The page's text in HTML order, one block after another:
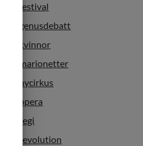
festival
genusdebatt
kvinnor
marionetter
nycirkus
opera
regi
revolution